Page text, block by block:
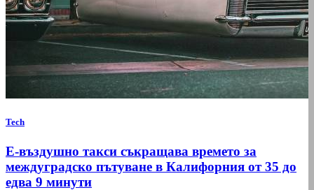
Tech
Е-въздушно такси съкращава времето за
междуградско пътуване в Калифорния от 35 до
едва 9 минути